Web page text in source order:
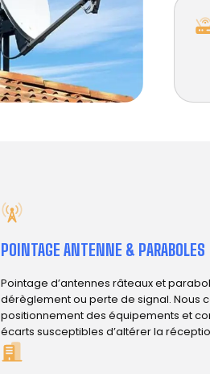
POINTAGE ANTENNE & PARABOLES
Pointage d’antennes râteaux et
dérèglement ou perte de signal. Nous
positionnement des équipements et
écarts susceptibles d’altérer la